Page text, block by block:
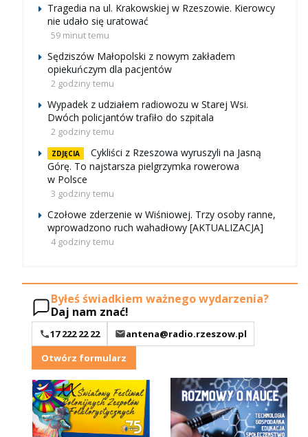
Tragedia na ul. Krakowskiej w Rzeszowie. Kierowcy
nie udało się uratować
59 minut temu
Sędziszów Małopolski z nowym zakładem
opiekuńczym dla pacjentów
2 godziny temu
Wypadek z udziałem radiowozu w Starej Wsi.
Dwóch policjantów trafiło do szpitala
2 godziny temu
ZDJĘCIA
Cykliści z Rzeszowa wyruszyli na Jasną
Górę. To najstarsza pielgrzymka rowerowa
w Polsce
3 godziny temu
Czołowe zderzenie w Wiśniowej. Trzy osoby ranne,
wprowadzono ruch wahadłowy [AKTUALIZACJA]
4 godziny temu
Byłeś świadkiem ważnego wydarzenia?
Daj nam znać!
17 222 22 22
antena@radio.rzeszow.pl
Otwórz formularz